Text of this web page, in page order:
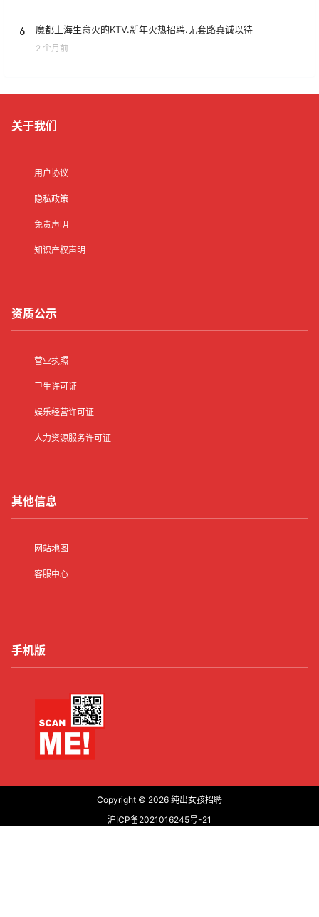
6 魔都上海生意火的KTV.新年火热招聘.无套路真诚以待
2 个月前
关于我们
用户协议
隐私政策
免责声明
知识产权声明
资质公示
营业执照
卫生许可证
娱乐经营许可证
人力资源服务许可证
其他信息
网站地图
客服中心
手机版
Copyright © 2026 纯出女孩招聘
沪ICP备2021016245号-21